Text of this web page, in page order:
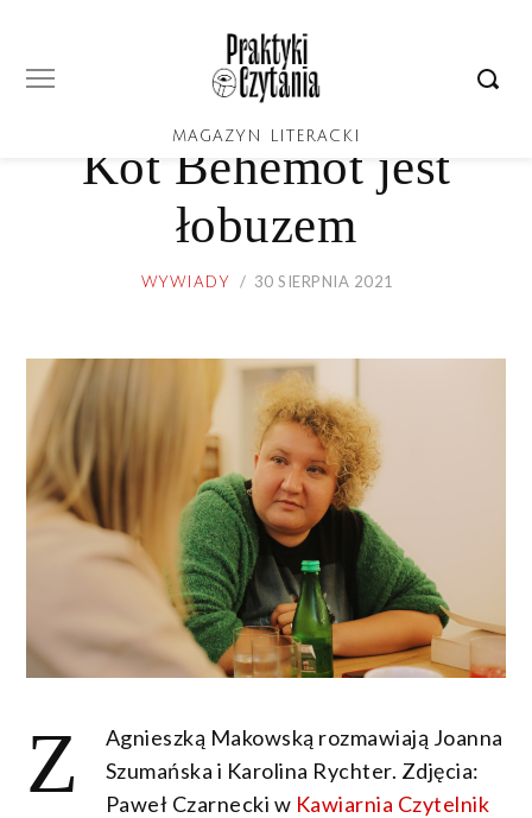
MAGAZYN LITERACKI
Kot Behemot jest
łobuzem
WYWIADY
POSTED
30 SIERPNIA 2021
Z
Agnieszką Makowską rozmawiają Joanna
Szumańska i Karolina Rychter. Zdjęcia:
Paweł Czarnecki w Kawiarnia Czytelnik